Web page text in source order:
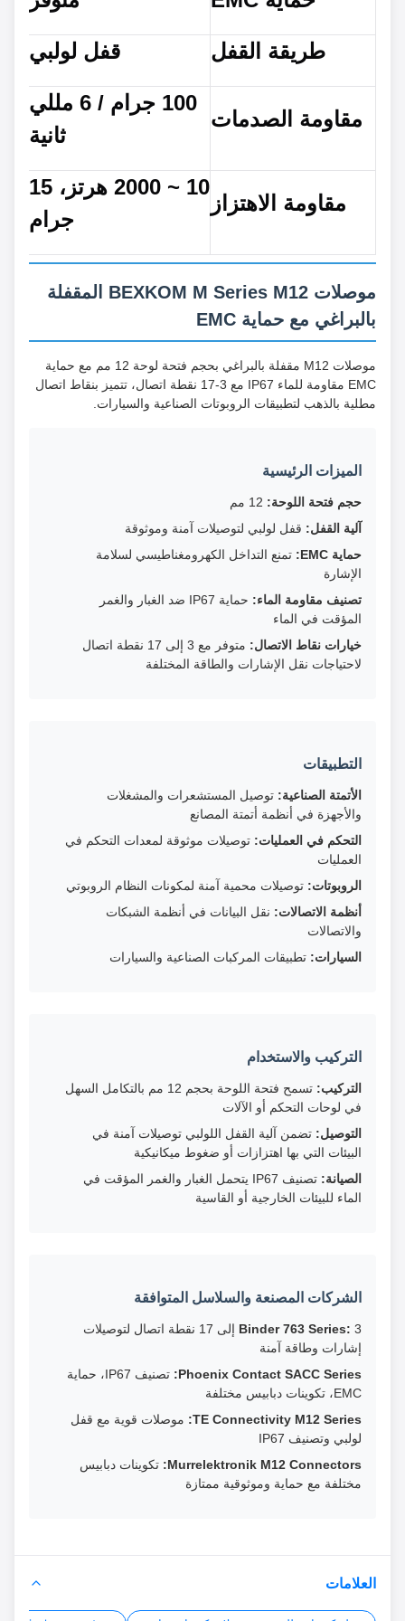
طريقة القفل قفل لولبي
مقاومة الصدمات
100 جرام / 6 مللي
ثانية
مقاومة الاهتزاز
10 ~ 2000 هرتز، 15
جرام
موصلات BEXKOM M Series M12 المقفلة
بالبراغي مع حماية EMC
موصلات M12 مقفلة بالبراغي بحجم فتحة لوحة 12 مم مع حماية
EMC مقاومة للماء IP67 مع 3-17 نقطة اتصال، تتميز بنقاط اتصال
مطلية بالذهب لتطبيقات الروبوتات الصناعية والسيارات.
الميزات الرئيسية
حجم فتحة اللوحة:12 مم
آلية القفل:قفل لولبي لتوصيلات آمنة وموثوقة
حماية EMC:
تمنع التداخل الكهرومغناطيسي لسلامة
الإشارة
تصنيف مقاومة الماء:
حماية IP67 ضد الغبار والغمر
المؤقت في الماء
خيارات نقاط الاتصال:
متوفر مع 3 إلى 17 نقطة اتصال
لاحتياجات نقل الإشارات والطاقة المختلفة
التطبيقات
الأتمتة الصناعية:توصيل المستشعرات والمشغلات
والأجهزة في أنظمة أتمتة المصانع
التحكم في العمليات:توصيلات موثوقة لمعدات التحكم في
العمليات
الروبوتات:توصيلات محمية آمنة لمكونات النظام الروبوتي
أنظمة الاتصالات:نقل البيانات في أنظمة الشبكات
والاتصالات
السيارات:تطبيقات المركبات الصناعية والسيارات
التركيب والاستخدام
التركيب:
تسمح فتحة اللوحة بحجم 12 مم بالتكامل السهل
في لوحات التحكم أو الآلات
التوصيل:تضمن آلية القفل اللولبي توصيلات آمنة في
البيئات التي بها اهتزازات أو ضغوط ميكانيكية
الصيانة:
تصنيف IP67 يتحمل الغبار والغمر المؤقت في
الماء للبيئات الخارجية أو القاسية
الشركات المصنعة والسلاسل المتوافقة
Binder 763 Series:
3 إلى 17 نقطة اتصال لتوصيلات
إشارات وطاقة آمنة
Phoenix Contact SACC Series:
تصنيف IP67، حماية
TE Connectivity M12 Series: موصلات قوية مع قفل
لولبي وتصنيف IP67
Murrelektronik M12 Connectors: تكوينات دبابيس
مختلفة مع حماية وموثوقية ممتازة
العلامات